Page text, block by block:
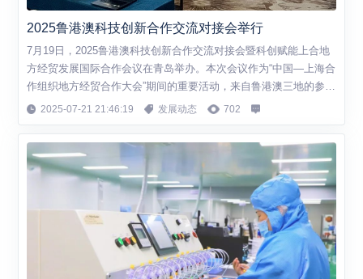
2025鲁港澳科技创新合作交流对接会举行
7月19日，2025鲁港澳科技创新合作交流对接会暨科创赋能上合地
方经贸发展国际合作会议在青岛举办。本次会议作为“中国—上海合
作组织地方经贸合作大会”期间的重要活动，来自鲁港澳三地的参会
代表围绕深化产学研协同、共建开放创新生态、促进科技成果转化
势，为山东企业“走出去”和海外...
2025-07-21 21:46:19 发展动态 702